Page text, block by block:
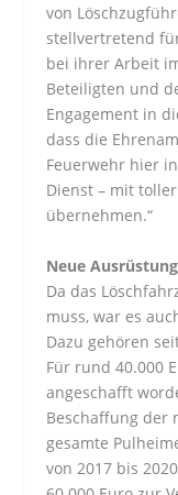
von
stellvertretend
bei ihrer Arbeit
Beteiligten und
Engagement in
dass die
Feuerwehr hier
Dienst – mit
übernehmen.“
Neue
Da das
muss, war es
Dazu gehören
Für rund 40.000
angeschafft
Beschaffung der
gesamte
von 2017 bis